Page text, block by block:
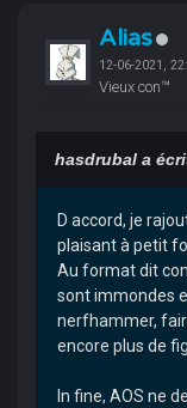
Alias
12-06-2021,
Vieux con™
hasdrubal a
D accord, je
plaisant à petit
Au format dit
sont immondes
nerfhammer,
encore plus de
In fine, AOS ne